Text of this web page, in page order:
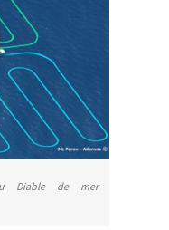
Diable de mer